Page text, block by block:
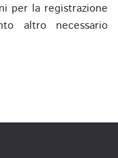
per la registrazione
altro necessario